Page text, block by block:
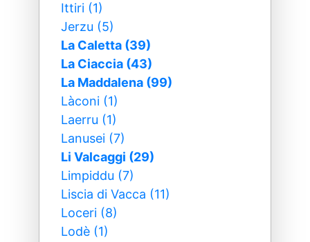
Ittiri (1)
Jerzu (5)
La Caletta (39)
La Ciaccia (43)
La Maddalena (99)
Làconi (1)
Laerru (1)
Lanusei (7)
Li Valcaggi (29)
Limpiddu (7)
Liscia di Vacca (11)
Loceri (8)
Lodè (1)